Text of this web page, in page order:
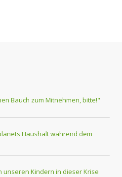
Bauch zum Mitnehmen, bitte!"
Haushalt während dem
unseren Kindern in dieser Krise